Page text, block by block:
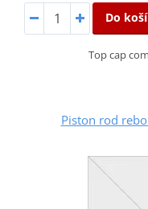
Do
Top cap
Piston rod